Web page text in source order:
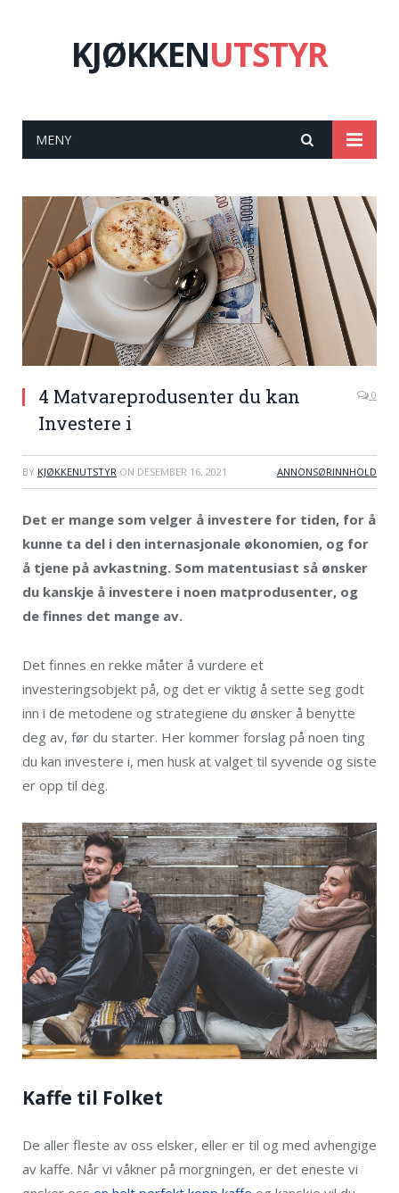
KJØKKENUTSTYR
MENY
4 Matvareprodusenter du kan
Investere i
0
BY KJØKKENUTSTYR ON DESEMBER 16, 2021 ANNONSØRINNHOLD
Det er mange som velger å investere for tiden, for å
kunne ta del i den internasjonale økonomien, og for
å tjene på avkastning. Som matentusiast så ønsker
du kanskje å investere i noen matprodusenter, og
de finnes det mange av.
Det finnes en rekke måter å vurdere et
investeringsobjekt på, og det er viktig å sette seg godt
inn i de metodene og strategiene du ønsker å benytte
deg av, før du starter. Her kommer forslag på noen ting
du kan investere i, men husk at valget til syvende og siste
er opp til deg.
Kaffe til Folket
De aller fleste av oss elsker, eller er til og med avhengige
av kaffe. Når vi våkner på morgningen, er det eneste vi